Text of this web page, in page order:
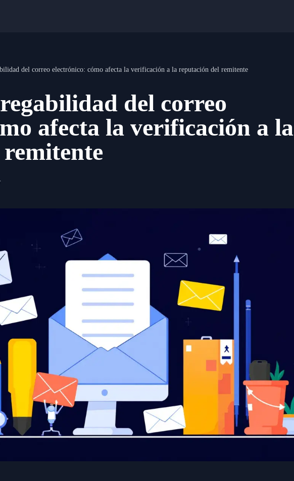
del correo electrónico: cómo afecta la verificación a la reputación del remitente
del correo
afecta la verificación a la